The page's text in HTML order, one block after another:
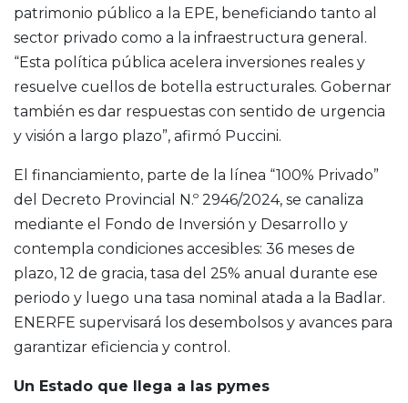
patrimonio público a la EPE, beneficiando tanto al
sector privado como a la infraestructura general.
“Esta política pública acelera inversiones reales y
resuelve cuellos de botella estructurales. Gobernar
también es dar respuestas con sentido de urgencia
y visión a largo plazo”, afirmó Puccini.
El financiamiento, parte de la línea “100% Privado”
del Decreto Provincial N.º 2946/2024, se canaliza
mediante el Fondo de Inversión y Desarrollo y
contempla condiciones accesibles: 36 meses de
plazo, 12 de gracia, tasa del 25% anual durante ese
periodo y luego una tasa nominal atada a la Badlar.
ENERFE supervisará los desembolsos y avances para
garantizar eficiencia y control.
Un Estado que llega a las pymes